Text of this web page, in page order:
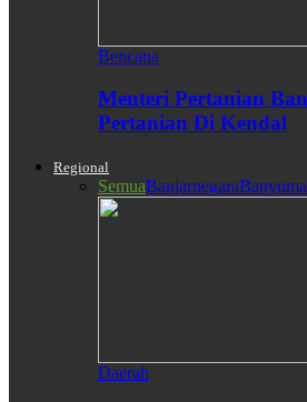
Bencana
Menteri Pertanian
Pertanian Di Kendal
Regional
SemuaBanjarnegara
Daerah